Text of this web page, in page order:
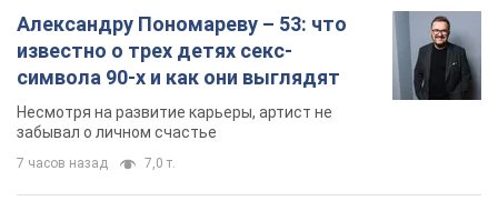
Александру Пономареву – 53: что
известно о трех детях секс-
символа 90-х и как они выглядят
Несмотря на развитие карьеры, артист не
забывал о личном счастье
7 часов назад 7,0 т.